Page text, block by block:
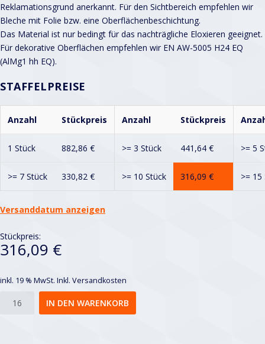
Reklamationsgrund anerkannt. Für den Sichtbereich empfehlen wir
Bleche mit Folie bzw. eine Oberflächenbeschichtung.
Das Material ist nur bedingt für das nachträgliche Eloxieren geeignet.
Für dekorative Oberflächen empfehlen wir EN AW-5005 H24 EQ
(AlMg1 hh EQ).
STAFFELPREISE
Anzahl Stückpreis Anzahl Stückpreis
1 Stück 882,86 € >= 3 Stück 441,64 € >= 5
>= 7 Stück 330,82 € >= 10 Stück 316,09 € >= 15
Versanddatum anzeigen
Stückpreis:
316,09 €
inkl. 19 % MwSt. Inkl. Versandkosten
IN DEN WARENKORB